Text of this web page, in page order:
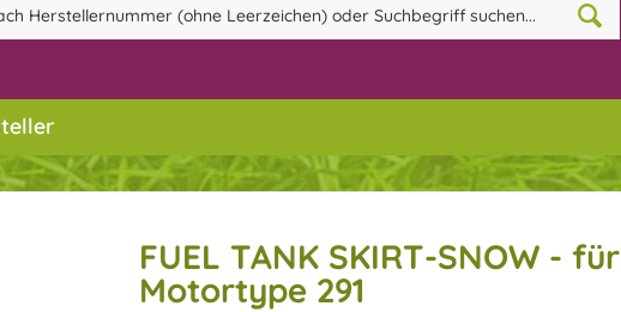
FUEL TANK SKIRT-SNOW - für
Motortype 291